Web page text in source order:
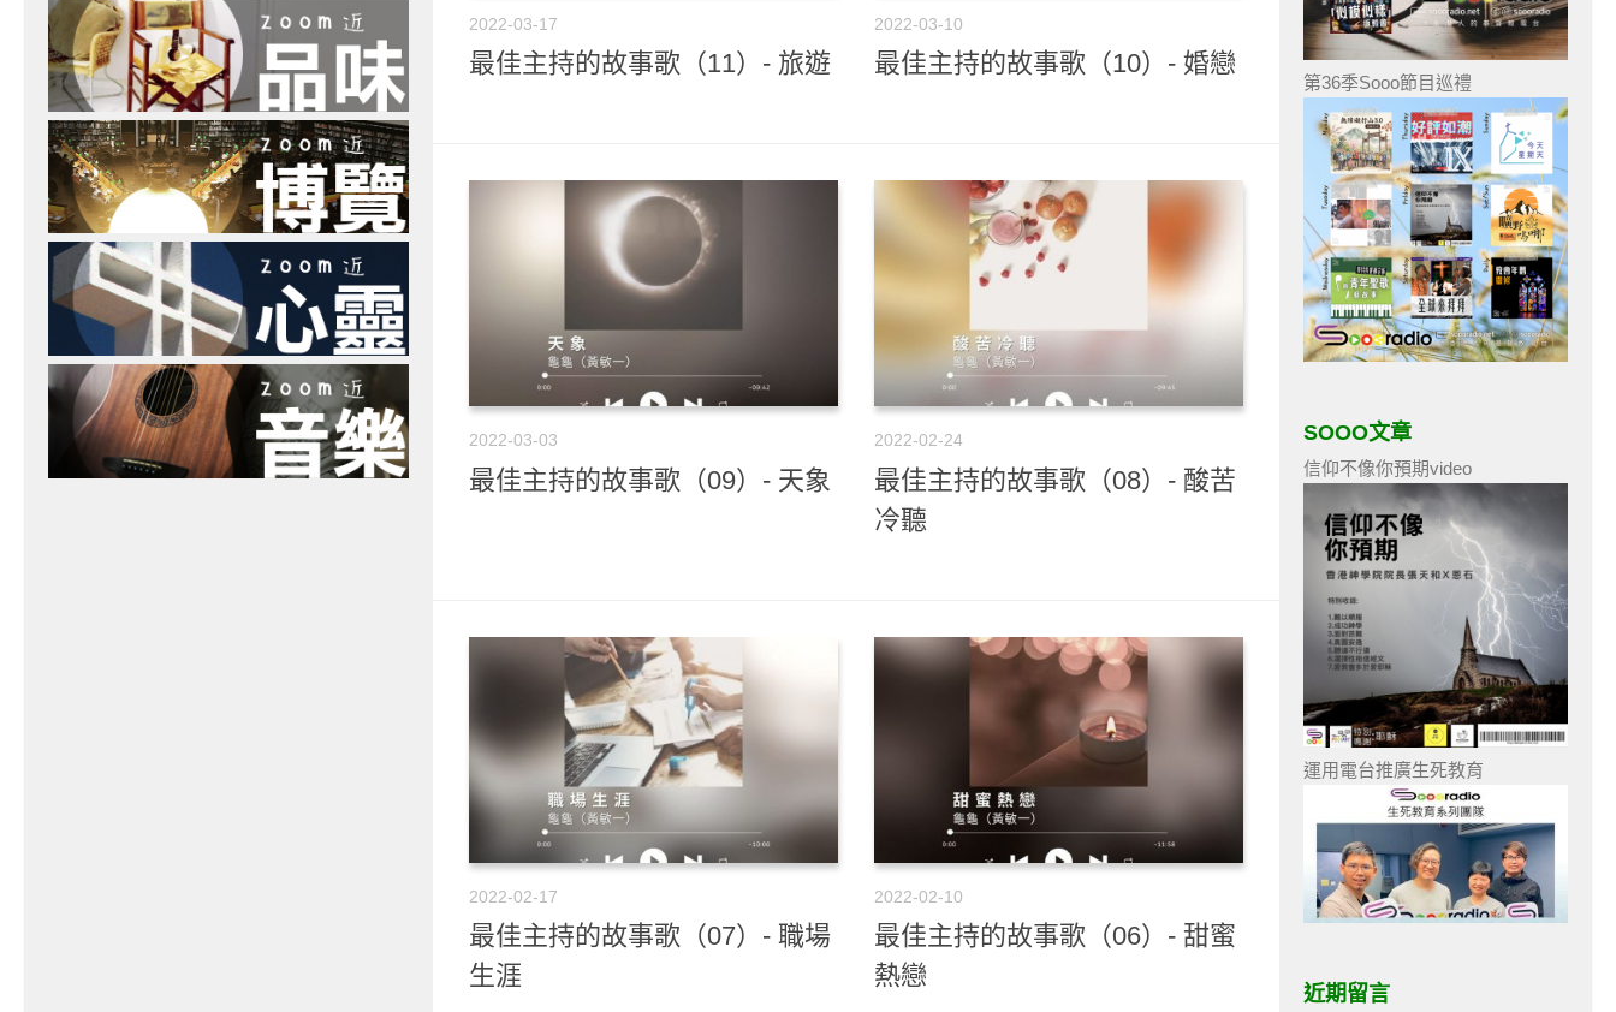
2022-03-17
最佳主持的故事歌（11）- 旅遊
2022-03-10
最佳主持的故事歌（10）- 婚戀
2022-03-03
最佳主持的故事歌（09）- 天象
2022-02-24
最佳主持的故事歌（08）- 酸苦
冷聽
2022-02-17
最佳主持的故事歌（07）- 職場
生涯
2022-02-10
最佳主持的故事歌（06）- 甜蜜
熱戀
第36季Sooo節目巡禮
SOOO文章
信仰不像你預期video
運用電台推廣生死教育
近期留言